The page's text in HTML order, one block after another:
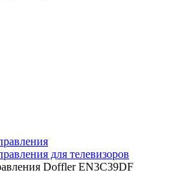
для телевизоров
Doffler EN3C39DF